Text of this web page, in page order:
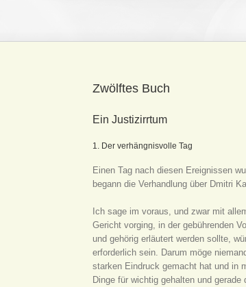
Zwölftes Buch
Ein Justizirrtum
1. Der verhängnisvolle Tag
Einen Tag nach diesen Ereignissen
begann die Verhandlung über Dmitri
Ich sage im voraus, und zwar mit
Gericht vorging, in der gebührenden
und gehörig erläutert werden sollte,
erforderlich sein. Darum möge
starken Eindruck gemacht hat und in
Dinge für wichtig gehalten und